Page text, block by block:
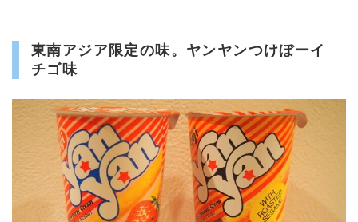
東南アジア限定の味。ヤンヤンつけぼーイ
チゴ味